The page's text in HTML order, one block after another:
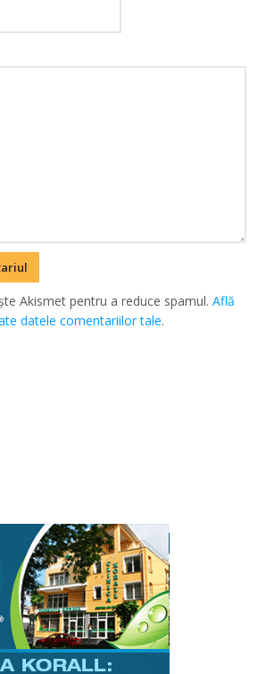
Akismet pentru a reduce spamul.Află
datele comentariilor tale.